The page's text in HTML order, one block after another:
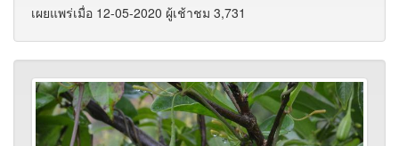
เผยแพร่เมื่อ 12-05-2020 ผู้เช้าชม 3,731